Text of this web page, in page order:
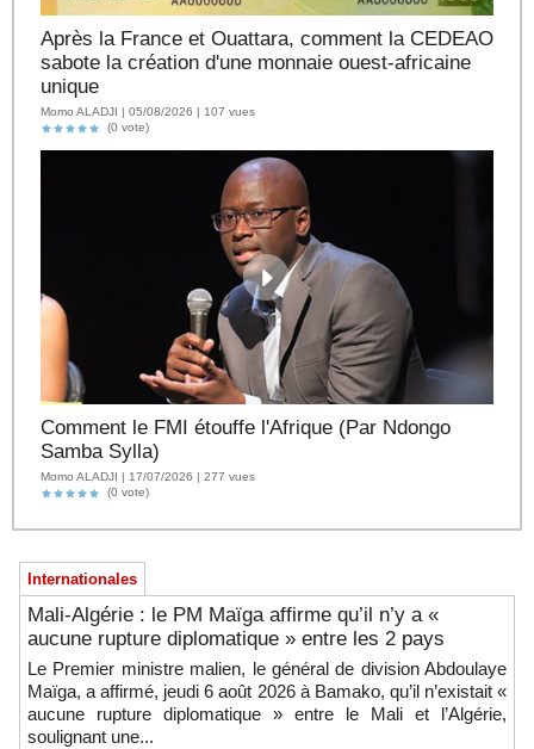
Après la France et Ouattara, comment la CEDEAO
sabote la création d'une monnaie ouest-africaine
unique
Momo ALADJI | 05/08/2026 | 107 vues
(0 vote)
Comment le FMI étouffe l'Afrique (Par Ndongo
Samba Sylla)
Momo ALADJI | 17/07/2026 | 277 vues
(0 vote)
Internationales
Mali-Algérie : le PM Maïga affirme qu’il n’y a «
aucune rupture diplomatique » entre les 2 pays
Le Premier ministre malien, le général de division Abdoulaye
Maïga, a affirmé, jeudi 6 août 2026 à Bamako, qu’il n’existait «
aucune rupture diplomatique » entre le Mali et l’Algérie,
soulignant une...